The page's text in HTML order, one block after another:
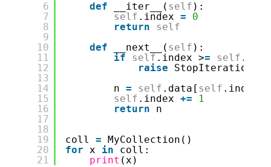
6
7
8
9
10
11
12
13
14
15
16
17
18
19
20
21
def
__iter__( self ):
self .index =
0
return
self
def
__next__( self ):
if
self .index >= self
raise
StopIteration
n = self .data[ self .index]
self .index +=
1
return
n
coll =
MyCollection()
for x in
coll:
print (x)